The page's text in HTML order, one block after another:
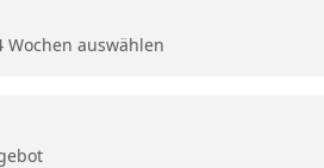
Wochen auswählen